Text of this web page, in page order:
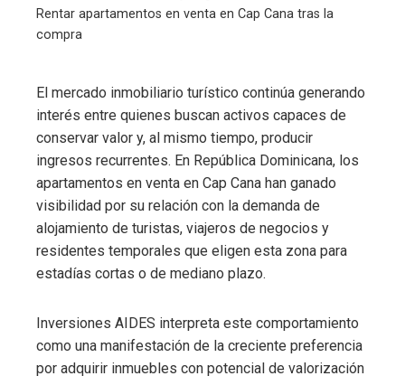
Rentar apartamentos en venta en Cap Cana tras la
compra
El mercado inmobiliario turístico continúa generando
interés entre quienes buscan activos capaces de
conservar valor y, al mismo tiempo, producir
ingresos recurrentes. En República Dominicana, los
apartamentos en venta en Cap Cana han ganado
visibilidad por su relación con la demanda de
alojamiento de turistas, viajeros de negocios y
residentes temporales que eligen esta zona para
estadías cortas o de mediano plazo.
Inversiones AIDES interpreta este comportamiento
como una manifestación de la creciente preferencia
por adquirir inmuebles con potencial de valorización